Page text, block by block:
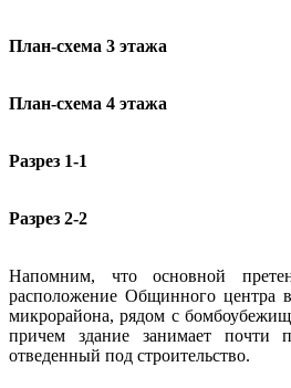
План-схема 3 этажа
План-схема 4 этажа
Разрез 1-1
Разрез 2-2
Напомним, что основной
расположение Общинного центра в
микрорайона, рядом с
причем здание занимает почти
отведенный под строительство.